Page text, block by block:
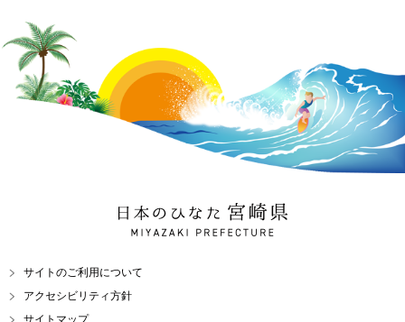
日本のひなた 宮崎県
MIYAZAKI PREFECTURE
サイトのご利用について
アクセシビリティ方針
サイトマップ